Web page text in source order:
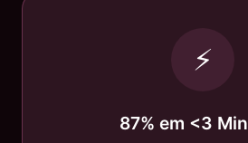
⚡
87% em <3